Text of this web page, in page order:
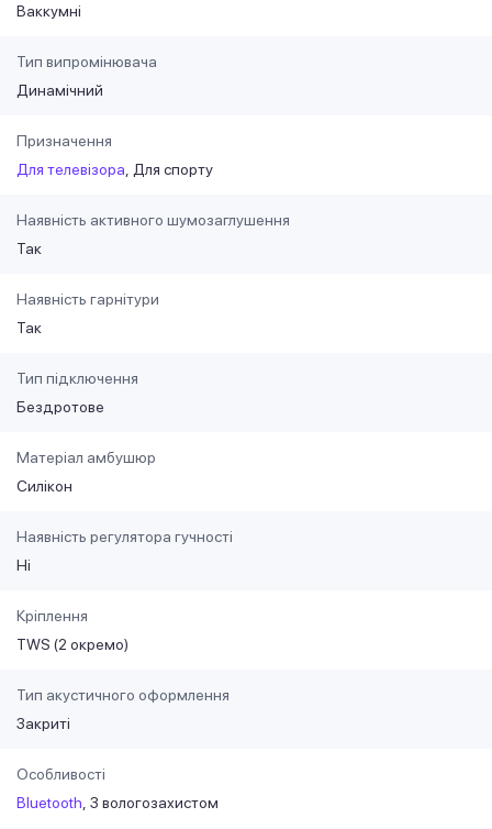
Ваккумні
Тип випромінювача
Динамічний
Призначення
Для телевізора
Для спорту
Наявність активного шумозаглушення
Так
Наявність гарнітури
Так
Тип підключення
Бездротове
Матеріал амбушюр
Силікон
Наявність регулятора гучності
Ні
Кріплення
TWS (2 окремо)
Тип акустичного оформлення
Закриті
Особливості
Bluetooth З вологозахистом